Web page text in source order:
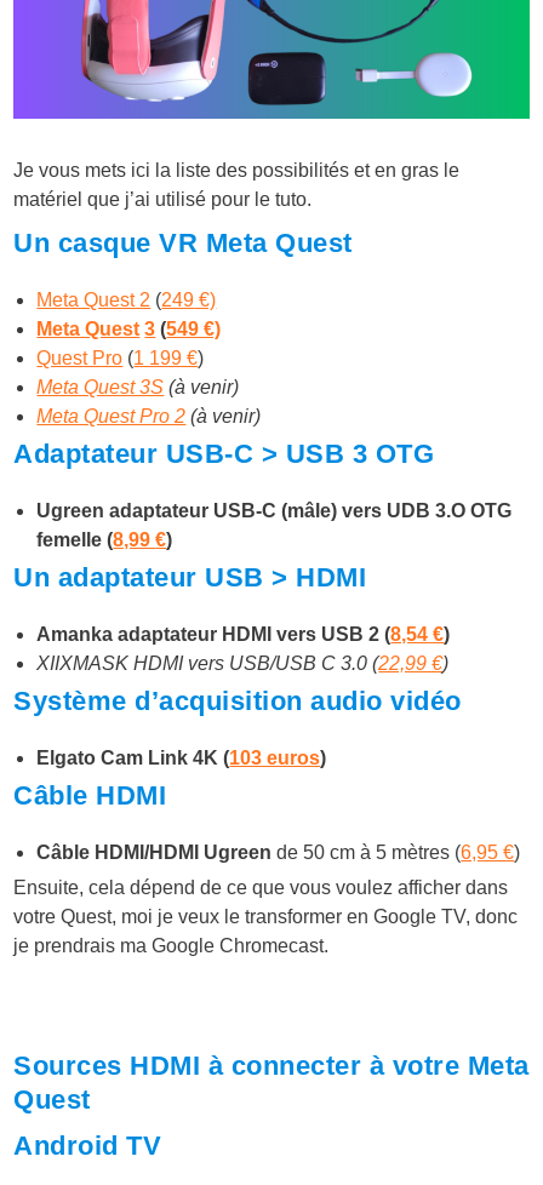
Je vous mets ici la liste des possibilités et en gras le
matériel que j’ai utilisé pour le tuto.
Un casque VR Meta Quest
Meta Quest 2 (249 €)
Meta Quest 3 (549 €)
Quest Pro (1 199 €)
Meta Quest 3S (à venir)
Meta Quest Pro 2 (à venir)
Adaptateur USB-C > USB 3 OTG
Ugreen adaptateur USB-C (mâle) vers UDB 3.O OTG
femelle (8,99€)
Un adaptateur USB > HDMI
Amanka adaptateur HDMI vers USB 2 (8,54 €)
XIIXMASK HDMI vers USB/USB C 3.0 (22,99 €)
Système d’acquisition audio vidéo
Elgato Cam Link 4K (103 euros)
Câble HDMI
Câble HDMI/HDMI Ugreen de 50 cm à 5 mètres (6,95 €)
Ensuite, cela dépend de ce que vous voulez afficher dans
votre Quest, moi je veux le transformer en Google TV, donc
je prendrais ma Google Chromecast.
Sources HDMI à connecter à votre Meta
Quest
Android TV